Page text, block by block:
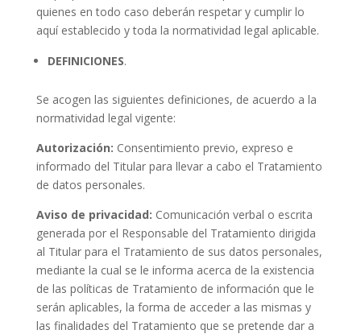
quienes en todo caso deberán respetar y cumplir lo
aquí establecido y toda la normatividad legal aplicable.
DEFINICIONES.
Se acogen las siguientes definiciones, de acuerdo a la
normatividad legal vigente:
Autorización: Consentimiento previo, expreso e
informado del Titular para llevar a cabo el Tratamiento
de datos personales.
Aviso de privacidad: Comunicación verbal o escrita
generada por el Responsable del Tratamiento dirigida
al Titular para el Tratamiento de sus datos personales,
mediante la cual se le informa acerca de la existencia
de las políticas de Tratamiento de información que le
serán aplicables, la forma de acceder a las mismas y
las finalidades del Tratamiento que se pretende dar a